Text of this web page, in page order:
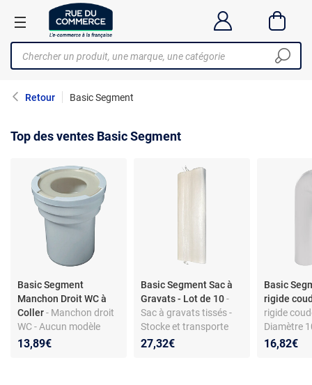
Retour Basic Segment
Top des ventes Basic Segment
Basic Segment
Manchon Droit WC à
Coller- Manchon droit
WC - Aucun modèle
spécifique
13,89€
Basic Segment Sac à
Gravats - Lot de 10-
Sac à gravats tissés -
Stocke et transporte
jusqu'à 50 kg
27,32€
Basic
rigide
rigide
Diamètre
Longueur
16,82€